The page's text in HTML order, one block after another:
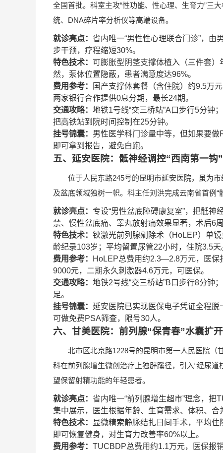
全国首批。科室主攻“性功能、性心理、生育力”三
统、DNA碎片率分析仪等高端设备。
就诊亮点： 省内唯一“男性性心理联合门诊”，由
步干预，疗程缩短30%。
特色技术： 可膨胀型阴茎支撑体植入（三件套）
然，泵体位置隐蔽，患者满意度达96%。
费用参考：
国产支撑体套餐（含住院）约9.5万
两家银行合作提供0息分期，最长24期。
交通攻略： 地铁1号线“交三桥站”A口步行5分钟
把高铁站到院时间控制在25分钟。
挂号锦囊： 男性医学科门诊量中等，但如果要
即可拿到报告，避免白跑。
五、延安医院：骶神经调控“西南第一钩”
位于人民东路245号的昆明市延安医院，虽为
及盆底领域独树一帜。科主任刘洪完成云南省首例“
就诊亮点： 专设“男性盆底障碍康复室”，把骶
禁、慢性盆底痛、睾丸放射痛效果显著，术后6
特色技术： 钬激光前列腺剜除术（HoLEP）单
龄纪录103岁；平均留置尿管22小时，住院3.5天
费用参考：
HoLEP总费用约2.3—2.8万元，医
9000元，二期永久刺激器4.6万元，可医保。
交通攻略： 地铁2号线“交三桥站”B口步行8分钟
足。
挂号锦囊： 延安医院已实现医保电子凭证全程脱
可做免费PSA筛查，限号30人。
六、甘美医院：前列腺“保青春”水囊扩
北市区北京路1228号的昆明市第一人民医院（
科在前列腺增生微创治疗上独辟蹊径，引入“经尿
望保留射精功能的年轻患者。
就诊亮点： 省内唯一“前列腺增生超市”理念，
集中展示，医生根据年龄、生育需求、体积、合
特色技术：
显微精索静脉结扎日间手术，平均住
即可恢复健身，对生育力改善率60%以上。
费用参考： TUCBDP总费用约1.1万元，医保报